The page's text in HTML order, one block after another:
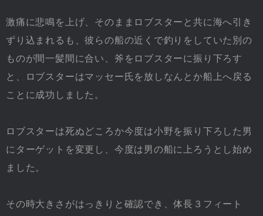
激痛に悲鳴を上げ、そのままロブスターと共に海へ引き
ずり込まれるも、彼らの船の近くで釣りをしていた別の
ものが間一髪間に合い、斧をロブスターに振り下ろす
と、ロブスターはマッセー氏を放しなんとか船上へ戻る
ことに成功しました。
ロブスターは死ぬどころか今度は小野を振り下ろした男
にターゲットを変更し、今度は男の船に上ろうとし始め
ました。
その時大きさがはっきりと確認でき、体長３フィート